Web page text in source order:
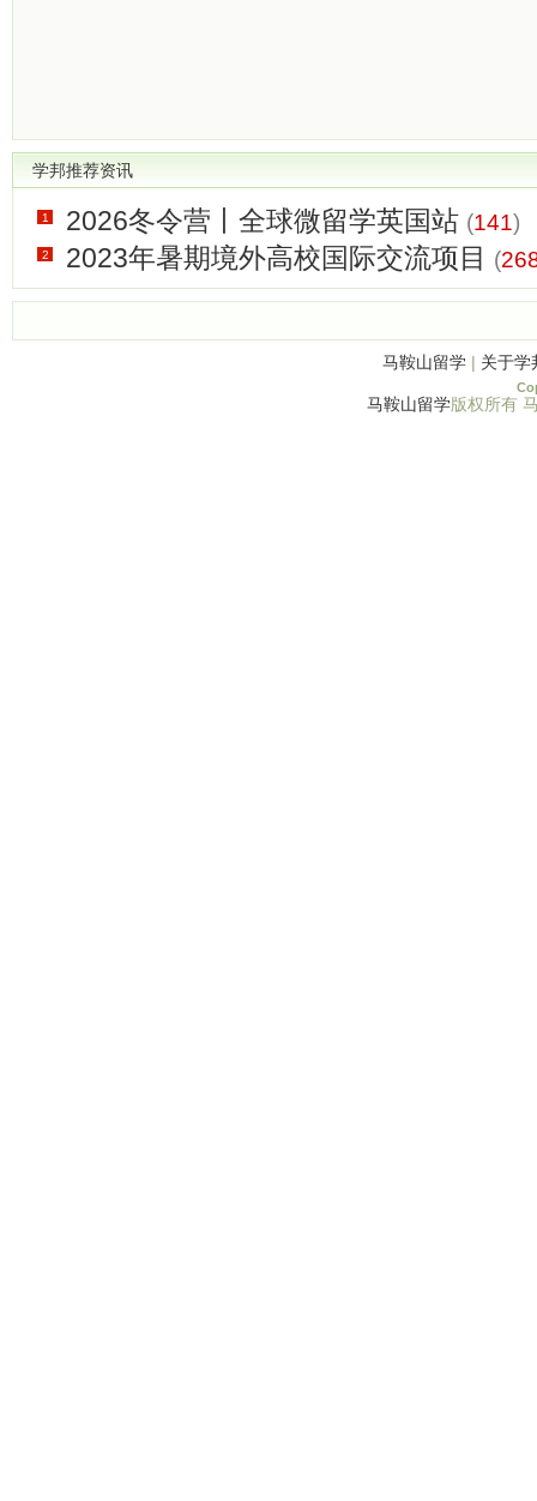
学邦推荐资讯
1 2026冬令营丨全球微留学英国站 (141)
2 2023年暑期境外高校国际交流项目 (
马鞍山留学 | 关于学
马鞍山留学版权所有